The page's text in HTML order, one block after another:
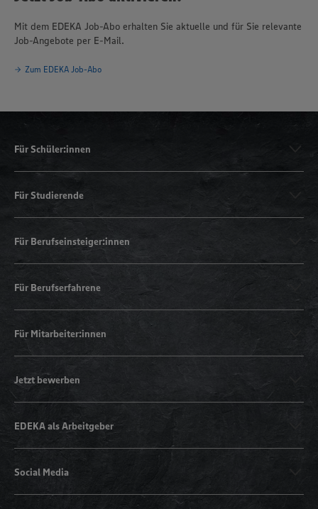
Mit dem EDEKA Job-Abo erhalten Sie aktuelle und für Sie relevante
Job-Angebote per E-Mail.
Zum EDEKA Job-Abo
Für Schüler:innen
Für Studierende
Für Berufseinsteiger:innen
Für Berufserfahrene
Für Mitarbeiter:innen
Jetzt bewerben
EDEKA als Arbeitgeber
Social Media